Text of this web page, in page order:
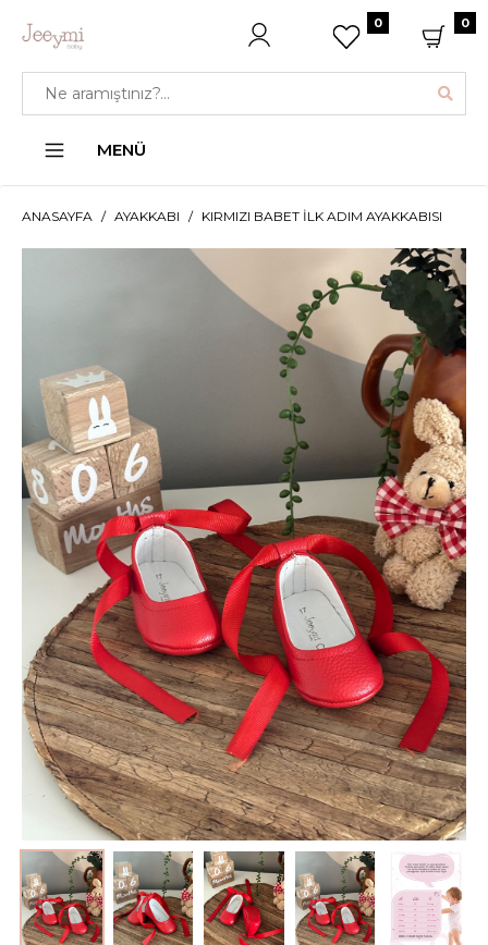
0 0
MENÜ
ANASAYFA AYAKKABI KIRMIZI BABET İLK ADIM AYAKKABISI